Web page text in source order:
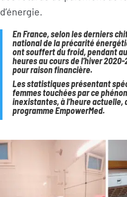
d’énergie.
En France, selon les derniers
national de la précarité
ont souffert du froid, pendant
heures au cours de l’hiver
pour raison financière.
Les statistiques présentant
femmes touchées par ce
inexistantes, à l’heure actuelle,
programme EmpowerMed.